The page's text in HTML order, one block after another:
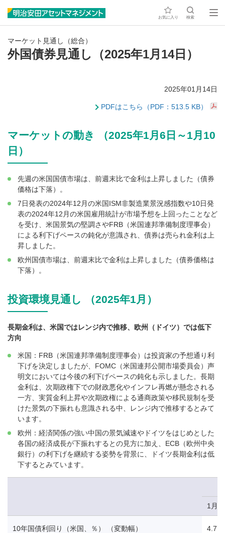
お気に入り 検索
マーケット見通し（総合）
外国債券見通し（2025年1月14日）
2025年01月14日
PDFはこちら（PDF：513.5 KB）
マーケットの動き （2025年1月6日～1月10
日）
先週の米国国債市場は、前週末比で金利は上昇しました（債券
価格は下落）。
7日発表の2024年12月の米国ISM非製造業景況感指数や10日発
表の2024年12月の米国雇用統計が市場予想を上回ったことなど
を受け、米国景気の堅調さやFRB（米国連邦準備制度理事会）
による利下げペースの鈍化が意識され、債券は売られ金利は上
昇しました。
欧州国債市場は、前週末比で金利は上昇しました（債券価格は
下落）。
投資環境見通し （2025年1月）
長期金利は、米国ではレンジ内で推移、欧州（ドイツ）では低下
方向
米国：FRB（米国連邦準備制度理事会）は投資家の予想通り利
下げを決定しましたが、FOMC（米国連邦公開市場委員会）声
明文においては今後の利下げペースの鈍化も示しました。長期
金利は、次期政権下での財政悪化やインフレ再燃が懸念される
一方、実質金利上昇や次期政権による通商政策や移民規制を受
けた景気の下振れも意識される中、レンジ内で推移するとみて
います。
欧州：経済関係の強い中国の景気減速やドイツをはじめとした
各国の経済成長が下振れするとの見方に加え、ECB（欧州中央
銀行）の利下げを継続する姿勢を背景に、ドイツ長期金利は低
下するとみています。
1月
10年国債利回り（米国、％） （変動幅） 4.77